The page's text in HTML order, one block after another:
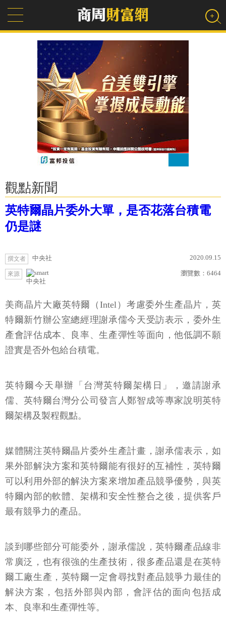
觀點新聞
英特爾晶片委外大單，是否花落台積電
仍是謎
撰文者 中央社 2020.09.15
來源
中央社
瀏覽數： 6464
美商晶片大廠英特爾（Intel）考慮委外生產晶片，英
特爾新竹辦公室總經理謝承儒今天受訪表示，委外生
產會評估成本、良率、生產彈性等面向，他低調不願
證實是否外包給台積電。
英特爾今天舉辦「台灣英特爾架構日」，邀請謝承
儒、英特爾台灣分公司發言人鄭智成等專家說明英特
爾架構及製程觀點。
媒體關注英特爾晶片委外生產計畫，謝承儒表示，如
果外部解決方案和英特爾能有很好的互補性，英特爾
可以利用外部的解決方案來增加產品競爭優勢，與英
特爾內部的軟體、架構和安全性整合之後，提供客戶
最有競爭力的產品。
談到哪些部分可能委外，謝承儒說，英特爾產品線非
常廣泛，也有很強的生產技術，很多產品還是在英特
爾工廠生產，英特爾一定會尋找對產品競爭力最佳的
解決方案，包括外部與內部，會評估的面向包括成
本、良率和生產彈性等。